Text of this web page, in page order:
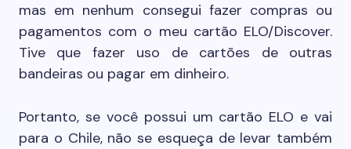
mas em nenhum consegui fazer compras ou
pagamentos com o meu cartão ELO/Discover.
Tive que fazer uso de cartões de outras
bandeiras ou pagar em dinheiro.
Portanto, se você possui um cartão ELO e vai
para o Chile, não se esqueça de levar também